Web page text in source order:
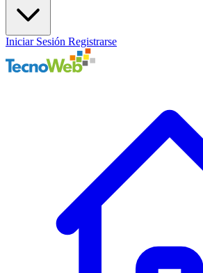
Iniciar Sesión Registrarse